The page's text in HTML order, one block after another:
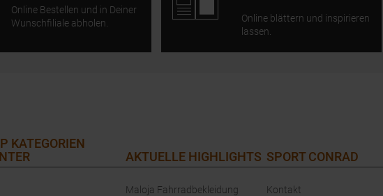
Online Bestellen und in Deiner
Wunschfiliale abholen.
Online blättern und inspirieren
lassen.
KATEGORIEN
AKTUELLE HIGHLIGHTS
Maloja Fahrradbekleidung
SPORT CONRAD
Kontakt